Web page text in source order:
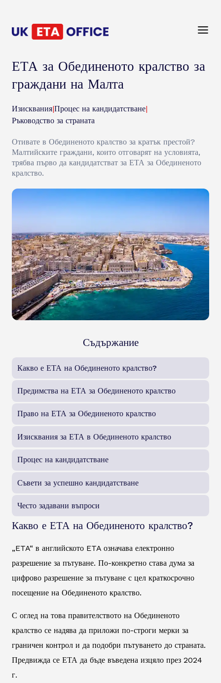
ЕТА за Обединеното кралство за
граждани на Малта
Изисквания|Процес на кандидатстване|
Ръководство за страната
Отивате в Обединеното кралство за кратък престой?
Малтийските граждани, които отговарят на условията,
трябва първо да кандидатстват за ЕТА за Обединеното
кралство.
Съдържание
Какво е ЕТА на Обединеното кралство?
Предимства на ЕТА за Обединеното кралство
Право на ЕТА за Обединеното кралство
Изисквания за ЕТА в Обединеното кралство
Процес на кандидатстване
Съвети за успешно кандидатстване
Често задавани въпроси
Какво е ЕТА на Обединеното кралство?
„ETA“ в английското ETA означава електронно
разрешение за пътуване. По-конкретно става дума за
цифрово разрешение за пътуване с цел краткосрочно
посещение на Обединеното кралство.
С оглед на това правителството на Обединеното
кралство се надява да приложи по-строги мерки за
граничен контрол и да подобри пътуването до страната.
Предвижда се ЕТА да бъде въведена изцяло през 2024
г.